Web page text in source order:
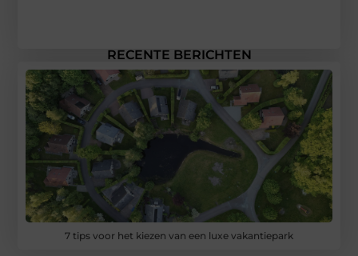
RECENTE BERICHTEN
7 tips voor het kiezen van een luxe vakantiepark